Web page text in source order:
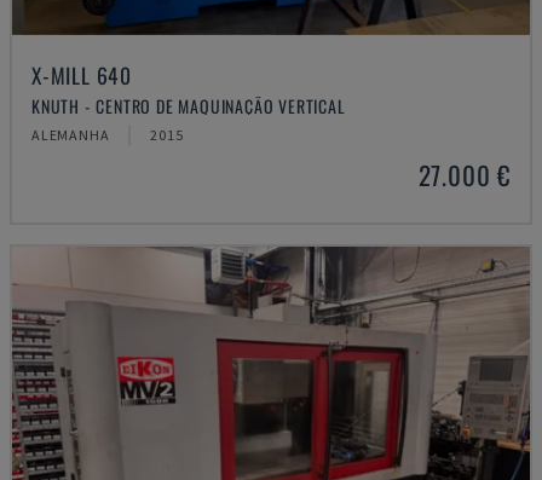
X-MILL 640
KNUTH - CENTRO DE MAQUINAÇÃO VERTICAL
ALEMANHA 2015
27.000 €